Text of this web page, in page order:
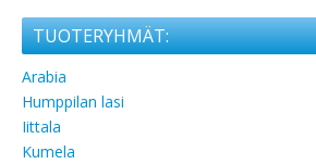
TUOTERYHMÄT:
Arabia
Humppilan lasi
Iittala
Kumela